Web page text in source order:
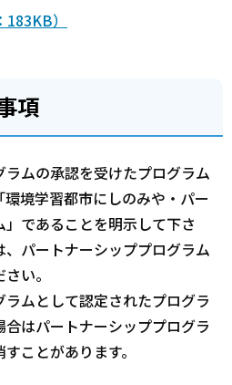
）
項
ムの承認を受けたプログラム
境学習都市にしのみや・パー
」であることを明示して下さ
パートナーシッププログラム
い。
ムとして認定されたプログラ
はパートナーシッププログラ
ことがあります。